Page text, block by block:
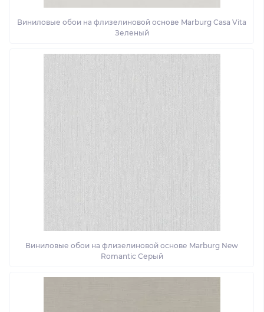
Виниловые обои на флизелиновой основе Marburg Casa Vita
Зеленый
Виниловые обои на флизелиновой основе Marburg New
Romantic Серый